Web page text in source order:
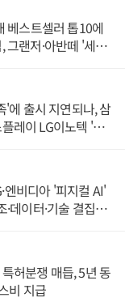
베스트셀러 톱10에
그랜저·아반떼 '세단
에 출시 지연되나, 삼
레이 LG이노텍 '탈
비디아 '피지컬 AI'
데이터·기술 결집
허분쟁 매듭, 5년 동
비 지급